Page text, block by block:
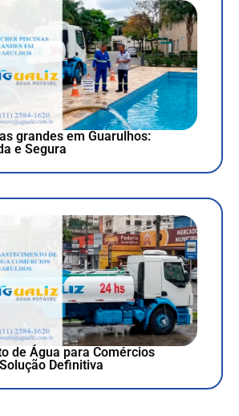
grandes em Guarulhos:
e Segura
de Água para Comércios
Definitiva